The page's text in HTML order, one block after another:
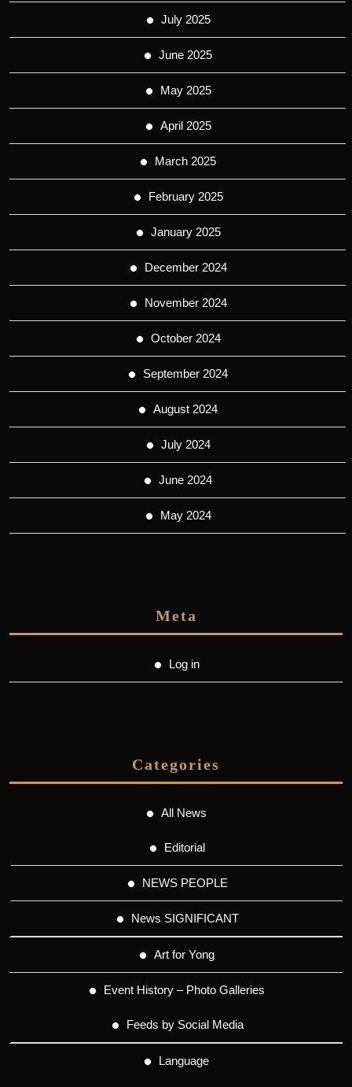
July 2025
June 2025
May 2025
April 2025
March 2025
February 2025
January 2025
December 2024
November 2024
October 2024
September 2024
August 2024
July 2024
June 2024
May 2024
Meta
Log in
Categories
All News
Editorial
NEWS PEOPLE
News SIGNIFICANT
Art for Yong
Event History – Photo Galleries
Feeds by Social Media
Language